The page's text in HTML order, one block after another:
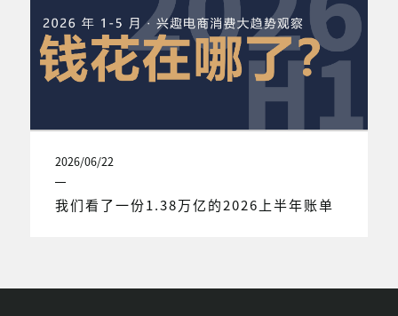
2026/06/22
我们看了一份1.38万亿的2026上半年账单